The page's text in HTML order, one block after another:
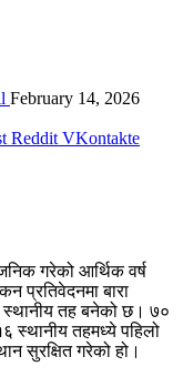
February 14, 2026
Reddit VKontakte
गरेको आर्थिक वर्ष
प्रतिवेदनमा बारा
स्थानीय तह बनेको छ। ७०
स्थानीय तहमध्ये पहिलो
सुरक्षित गरेको हो।